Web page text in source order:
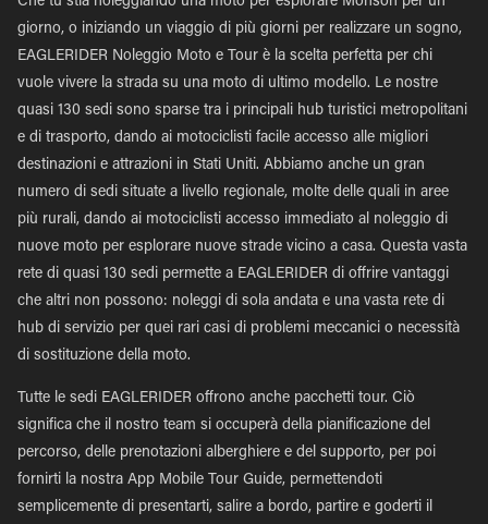
giorno, o iniziando un viaggio di più giorni per realizzare un sogno,
EAGLERIDER Noleggio Moto e Tour è la scelta perfetta per chi
vuole vivere la strada su una moto di ultimo modello. Le nostre
quasi 130 sedi sono sparse tra i principali hub turistici metropolitani
e di trasporto, dando ai motociclisti facile accesso alle migliori
destinazioni e attrazioni in Stati Uniti. Abbiamo anche un gran
numero di sedi situate a livello regionale, molte delle quali in aree
più rurali, dando ai motociclisti accesso immediato al noleggio di
nuove moto per esplorare nuove strade vicino a casa. Questa vasta
rete di quasi 130 sedi permette a EAGLERIDER di offrire vantaggi
che altri non possono: noleggi di sola andata e una vasta rete di
hub di servizio per quei rari casi di problemi meccanici o necessità
di sostituzione della moto.
Tutte le sedi EAGLERIDER offrono anche pacchetti tour. Ciò
significa che il nostro team si occuperà della pianificazione del
percorso, delle prenotazioni alberghiere e del supporto, per poi
fornirti la nostra App Mobile Tour Guide, permettendoti
semplicemente di presentarti, salire a bordo, partire e goderti il